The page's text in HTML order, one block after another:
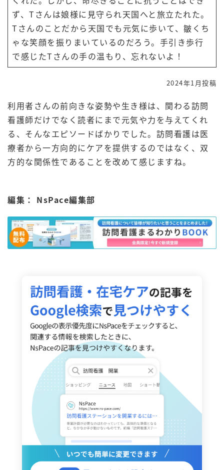
ず、Tさんは娘様に見守られ天国へと旅立たれた。
Tさんのことだから天国でも元気に歩いて、皺くち
ゃな笑顔を振りまいているのだろう。手引き歩行
で感じたTさんの手の温もり、忘れないよ！
2024年1月投稿
利用者さんの前向きな姿勢や生き様は、関わる訪問
看護師だけでなく読者にまで元気や力を与えてくれ
る、そんなエピソードばかりでした。訪問看護は医
療者から一方向的にケアを提供するのではなく、双
方的な関係性であることを改めて感じますね。
編集： NsPace編集部